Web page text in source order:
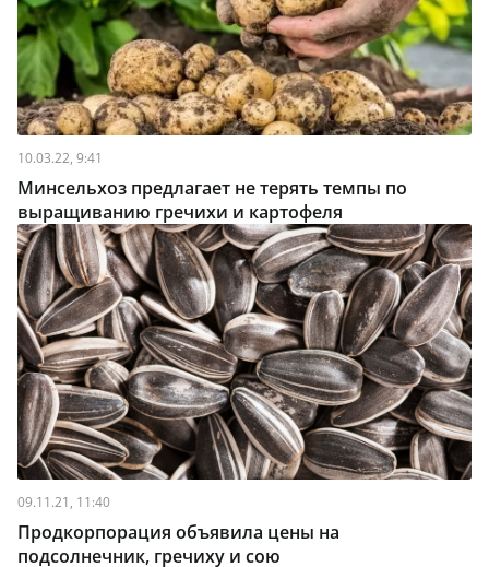
10.03.22, 9:41
Минсельхоз предлагает не терять темпы по
выращиванию гречихи и картофеля
09.11.21, 11:40
Продкорпорация объявила цены на
подсолнечник, гречиху и сою